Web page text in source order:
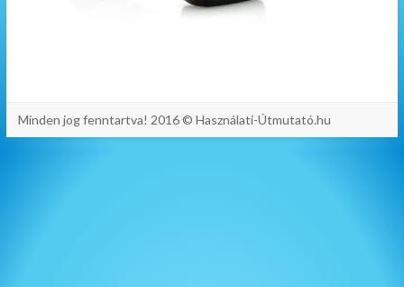
Minden jog fenntartva! 2016 © Használati-Útmutató.hu